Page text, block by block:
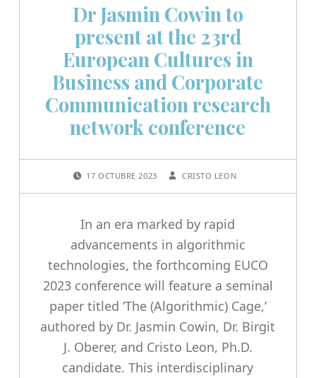
Dr Jasmin Cowin to
present at the 23rd
European Cultures in
Business and Corporate
Communication research
network conference
17 OCTUBRE 2023 CRISTO LEON
In an era marked by rapid
advancements in algorithmic
technologies, the forthcoming EUCO
2023 conference will feature a seminal
paper titled ‘The (Algorithmic) Cage,’
authored by Dr. Jasmin Cowin, Dr. Birgit
J. Oberer, and Cristo Leon, Ph.D.
candidate. This interdisciplinary